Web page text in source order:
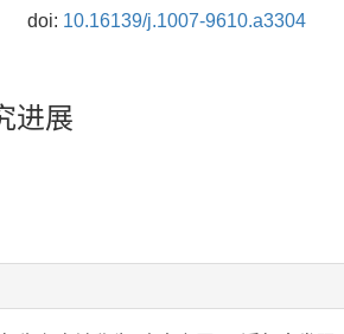
doi: 10.16139/j.1007-9610.a3304
进展